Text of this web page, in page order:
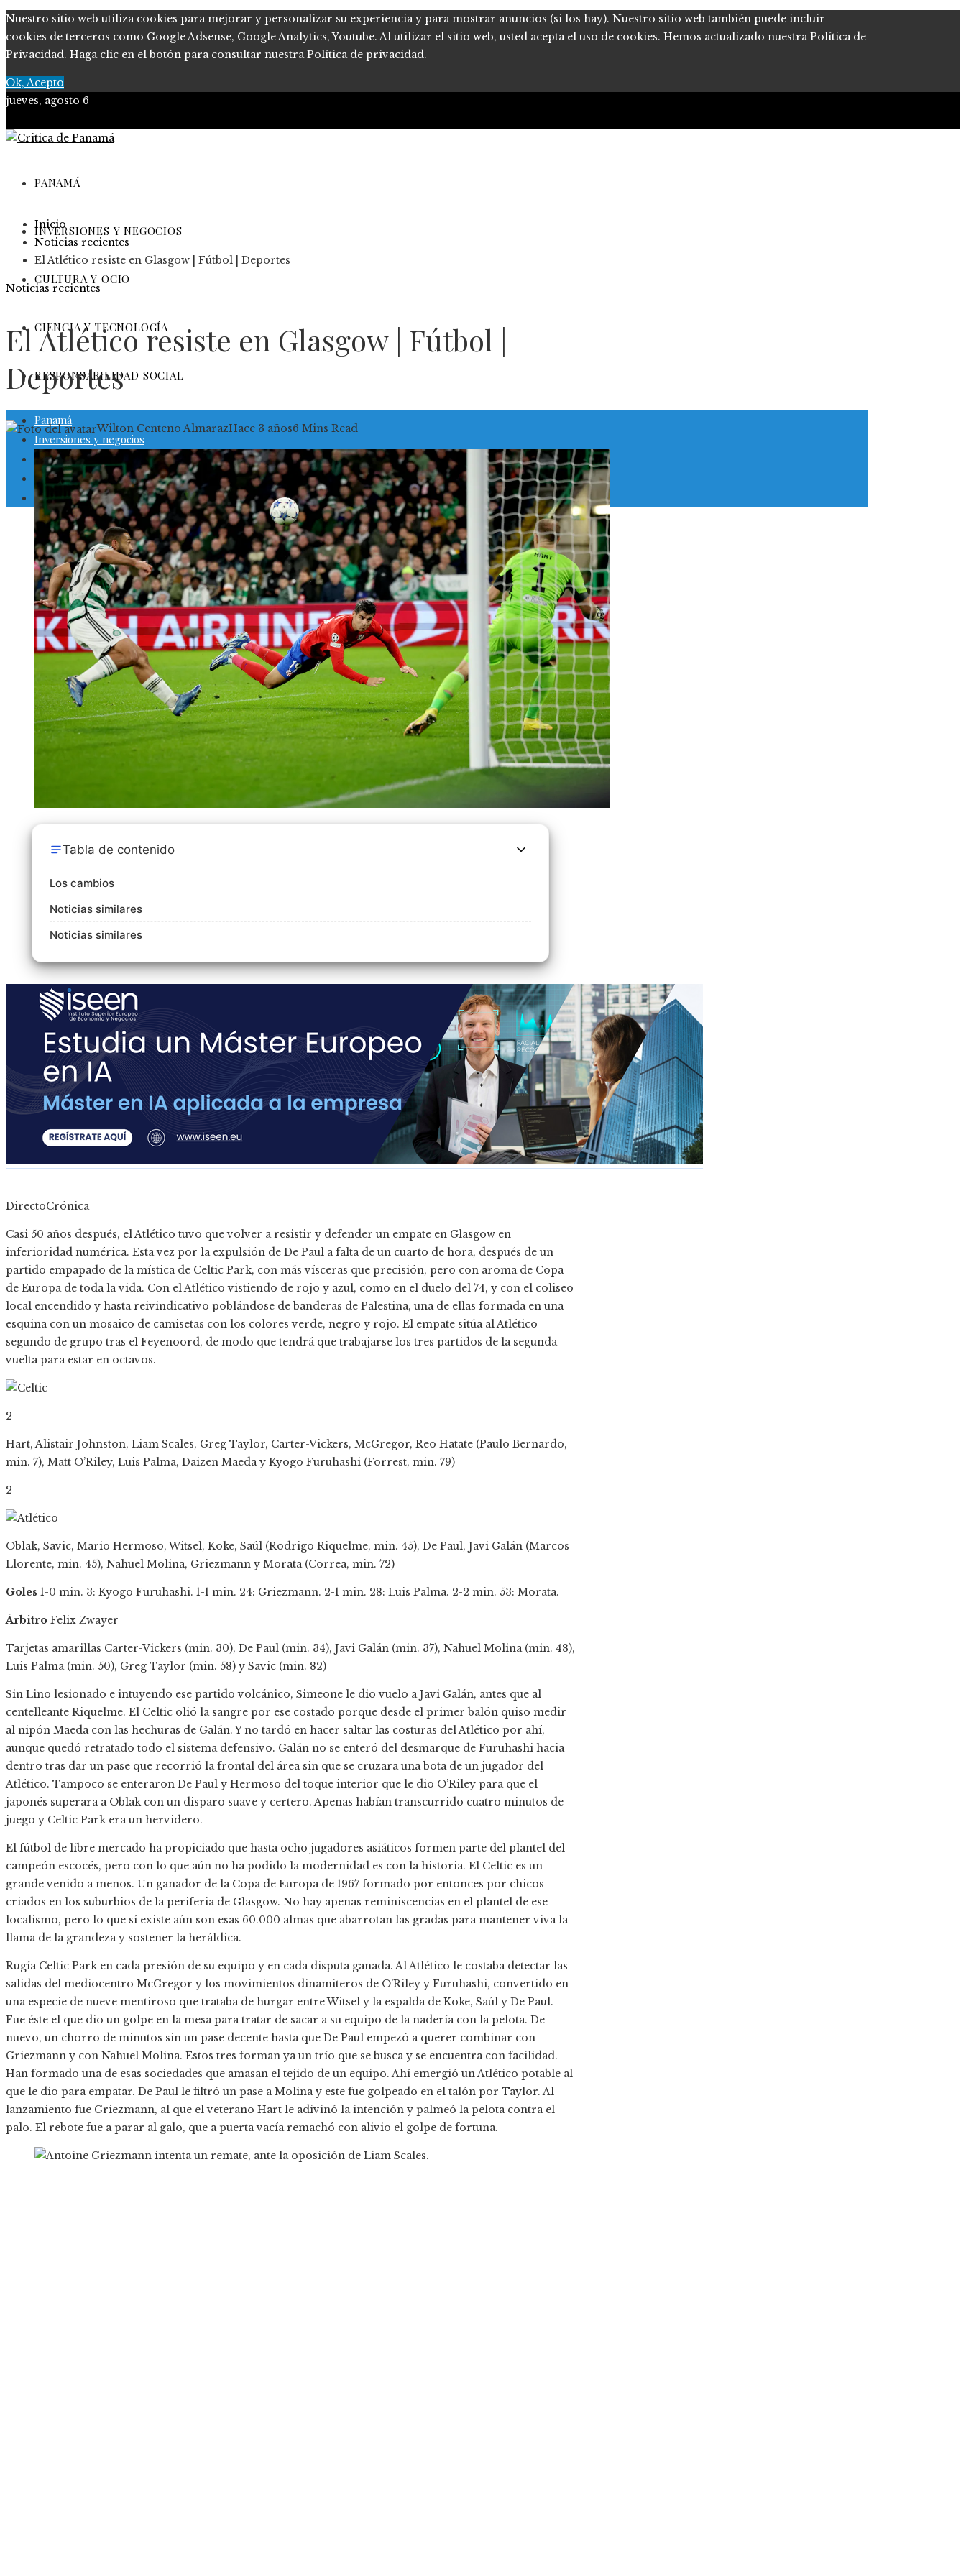
Nuestro sitio web utiliza cookies para mejorar y personalizar su experiencia y para mostrar anuncios (si los hay). Nuestro sitio web también puede incluir
cookies de terceros como Google Adsense, Google Analytics, Youtube. Al utilizar el sitio web, usted acepta el uso de cookies. Hemos actualizado nuestra Política de
Privacidad. Haga clic en el botón para consultar nuestra Política de privacidad.
Ok, Acepto
jueves, agosto 6
PANAMÁ
INVERSIONES Y NEGOCIOS
CULTURA Y OCIO
CIENCIA Y TECNOLOGÍA
RESPONSABILIDAD SOCIAL
Panamá
Inversiones y negocios
Cultura y ocio
Ciencia y tecnología
Responsabilidad social
Inicio
Noticias recientes
El Atlético resiste en Glasgow | Fútbol | Deportes
Noticias recientes
El Atlético resiste en Glasgow | Fútbol |
Deportes
Wilton Centeno AlmarazHace 3 años6 Mins Read
Tabla de contenido
Los cambios
Noticias similares
Noticias similares
DirectoCrónica
Casi 50 años después, el Atlético tuvo que volver a resistir y defender un empate en Glasgow en
inferioridad numérica. Esta vez por la expulsión de De Paul a falta de un cuarto de hora, después de un
partido empapado de la mística de Celtic Park, con más vísceras que precisión, pero con aroma de Copa
de Europa de toda la vida. Con el Atlético vistiendo de rojo y azul, como en el duelo del 74, y con el coliseo
local encendido y hasta reivindicativo poblándose de banderas de Palestina, una de ellas formada en una
esquina con un mosaico de camisetas con los colores verde, negro y rojo. El empate sitúa al Atlético
segundo de grupo tras el Feyenoord, de modo que tendrá que trabajarse los tres partidos de la segunda
vuelta para estar en octavos.
2
Hart, Alistair Johnston, Liam Scales, Greg Taylor, Carter-Vickers, McGregor, Reo Hatate (Paulo Bernardo,
min. 7), Matt O’Riley, Luis Palma, Daizen Maeda y Kyogo Furuhashi (Forrest, min. 79)
2
Oblak, Savic, Mario Hermoso, Witsel, Koke, Saúl (Rodrigo Riquelme, min. 45), De Paul, Javi Galán (Marcos
Llorente, min. 45), Nahuel Molina, Griezmann y Morata (Correa, min. 72)
Goles 1-0 min. 3: Kyogo Furuhashi. 1-1 min. 24: Griezmann. 2-1 min. 28: Luis Palma. 2-2 min. 53: Morata.
Árbitro Felix Zwayer
Tarjetas amarillas Carter-Vickers (min. 30), De Paul (min. 34), Javi Galán (min. 37), Nahuel Molina (min. 48),
Luis Palma (min. 50), Greg Taylor (min. 58) y Savic (min. 82)
Sin Lino lesionado e intuyendo ese partido volcánico, Simeone le dio vuelo a Javi Galán, antes que al
centelleante Riquelme. El Celtic olió la sangre por ese costado porque desde el primer balón quiso medir
al nipón Maeda con las hechuras de Galán. Y no tardó en hacer saltar las costuras del Atlético por ahí,
aunque quedó retratado todo el sistema defensivo. Galán no se enteró del desmarque de Furuhashi hacia
dentro tras dar un pase que recorrió la frontal del área sin que se cruzara una bota de un jugador del
Atlético. Tampoco se enteraron De Paul y Hermoso del toque interior que le dio O’Riley para que el
japonés superara a Oblak con un disparo suave y certero. Apenas habían transcurrido cuatro minutos de
juego y Celtic Park era un hervidero.
El fútbol de libre mercado ha propiciado que hasta ocho jugadores asiáticos formen parte del plantel del
campeón escocés, pero con lo que aún no ha podido la modernidad es con la historia. El Celtic es un
grande venido a menos. Un ganador de la Copa de Europa de 1967 formado por entonces por chicos
criados en los suburbios de la periferia de Glasgow. No hay apenas reminiscencias en el plantel de ese
localismo, pero lo que sí existe aún son esas 60.000 almas que abarrotan las gradas para mantener viva la
llama de la grandeza y sostener la heráldica.
Rugía Celtic Park en cada presión de su equipo y en cada disputa ganada. Al Atlético le costaba detectar las
salidas del mediocentro McGregor y los movimientos dinamiteros de O’Riley y Furuhashi, convertido en
una especie de nueve mentiroso que trataba de hurgar entre Witsel y la espalda de Koke, Saúl y De Paul.
Fue éste el que dio un golpe en la mesa para tratar de sacar a su equipo de la nadería con la pelota. De
nuevo, un chorro de minutos sin un pase decente hasta que De Paul empezó a querer combinar con
Griezmann y con Nahuel Molina. Estos tres forman ya un trío que se busca y se encuentra con facilidad.
Han formado una de esas sociedades que amasan el tejido de un equipo. Ahí emergió un Atlético potable al
que le dio para empatar. De Paul le filtró un pase a Molina y este fue golpeado en el talón por Taylor. Al
lanzamiento fue Griezmann, al que el veterano Hart le adivinó la intención y palmeó la pelota contra el
palo. El rebote fue a parar al galo, que a puerta vacía remachó con alivio el golpe de fortuna.